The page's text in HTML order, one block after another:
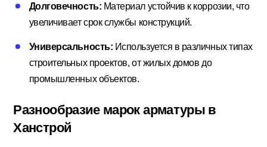
Долговечность: Материал устойчив к коррозии, что
увеличивает срок службы конструкций.
Универсальность: Используется в различных типах
строительных проектов, от жилых домов до
промышленных объектов.
Разнообразие марок арматуры в
Ханстрой